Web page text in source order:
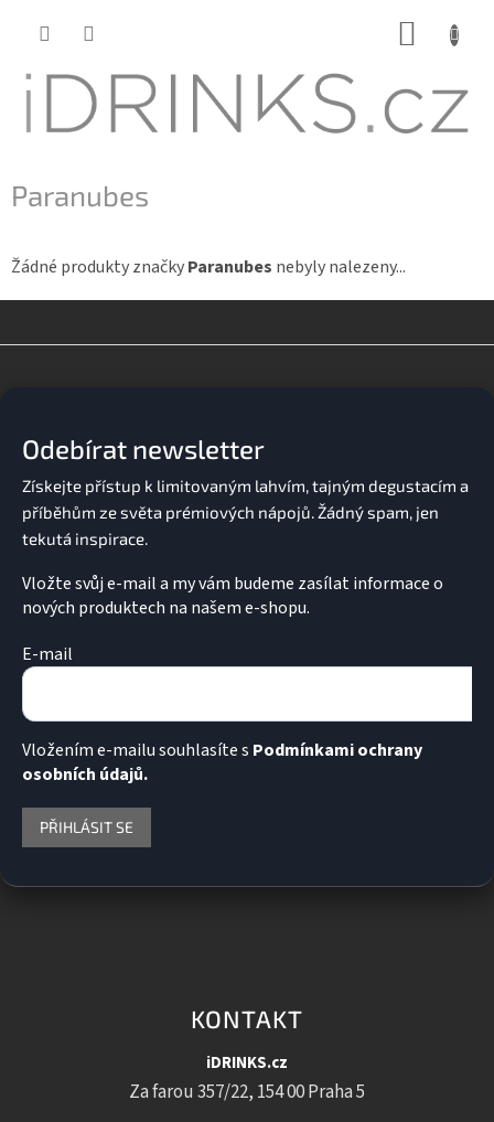
Paranubes
Žádné produkty značkyParanubes nebyly nalezeny...
Odebírat newsletter
Vložte svůj e-mail a my vám budeme zasílat informace o
nových produktech na našem e-shopu.
E-mail
Vložením e-mailu souhlasíte s Podmínkami ochrany
osobních údajů.
PŘIHLÁSIT SE
KONTAKT
iDRINKS.cz
Za farou 357/22, 154 00 Praha 5